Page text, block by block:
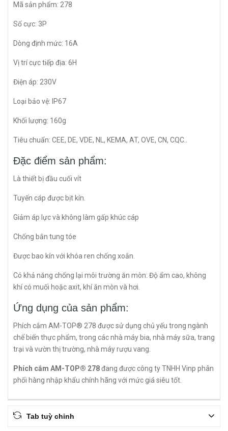
Mã sản phẩm: 278
Số cực: 3P
Dòng định mức: 16A
Vị trí cực tiếp địa: 6H
Điện áp: 230V
Loại bảo vệ: IP67
Khối lượng: 160g
Tiêu chuẩn: CEE, DE, VDE, NL, KEMA, AT, OVE, CN, CQC..
Đặc điểm sản phẩm:
Là thiết bị đầu cuối vít
Tuyến cáp được bịt kín.
Giảm áp lực và không làm gấp khúc cáp
Chống bắn tung tóe
Được bao kín với khóa ren chống xoắn.
Có khả năng chống lại môi trường ăn mòn: Độ ẩm cao, không
khí có muối hoặc axit, khí ăn mòn và hơi.
Ứng dụng của sản phẩm:
Phích cắm AM-TOP® 278 được sử dụng chủ yếu trong ngành
chế biến thực phẩm, trong các nhà máy bia, nhà máy sữa, trang
trại và vườn thị trường, nhà máy rượu vang.
Phích cắm AM-TOP® 278đang được công ty TNHH Vinp phân
phối hàng nhập khẩu chính hãng với mức giá siêu tốt.
Tab tuỳ chỉnh